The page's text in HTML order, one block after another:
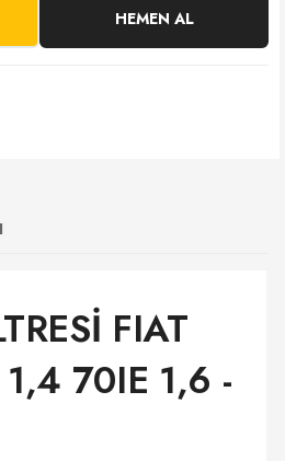
HEMEN AL
FIAT
70IE 1,6 -